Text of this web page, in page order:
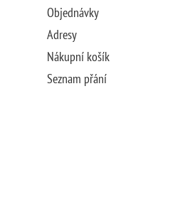
Objednávky
Adresy
Nákupní košík
Seznam přání